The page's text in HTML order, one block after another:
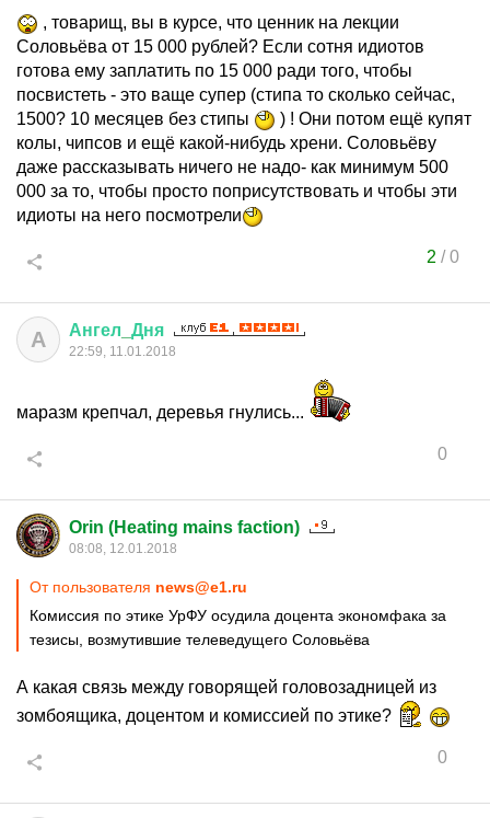
, товарищ, вы в курсе, что ценник на лекции
Соловьёва от 15 000 рублей? Если сотня идиотов
готова ему заплатить по 15 000 ради того, чтобы
посвистеть - это ваще супер (стипа то сколько сейчас,
1500? 10 месяцев без стипы
) ! Они потом ещё купят
колы, чипсов и ещё какой-нибудь хрени. Соловьёву
даже рассказывать ничего не надо- как минимум 500
000 за то, чтобы просто поприсутствовать и чтобы эти
идиоты на него посмотрели
2 /0
А Ангел Дня
22:59, 11.01.2018
маразм крепчал, деревья гнулись...
0
Orin (Heating mains faction)
08:08, 12.01.2018
От пользователя news@e1.ru
Комиссия по этике УрФУ осудила доцента экономфака за
тезисы, возмутившие телеведущего Соловьёва
А какая связь между говорящей головозадницей из
зомбоящика, доцентом и комиссией по этике?
0